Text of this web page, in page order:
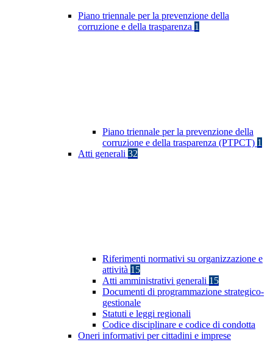
Piano triennale per la prevenzione della
corruzione e della trasparenza 1
Piano triennale per la prevenzione della
corruzione e della trasparenza (PTPCT) 1
Atti generali 32
Riferimenti normativi su organizzazione e
attività 15
Atti amministrativi generali 15
Documenti di programmazione strategico-
gestionale
Statuti e leggi regionali
Codice disciplinare e codice di condotta
Oneri informativi per cittadini e imprese